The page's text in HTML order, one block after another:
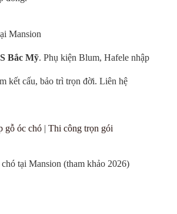
Mansion
Bắc Mỹ. Phụ kiện Blum, Hafele nhập
kết cấu, bảo trì trọn đời. Liên hệ
gỗ óc chó | Thi công trọn gói
tại Mansion (tham khảo 2026)